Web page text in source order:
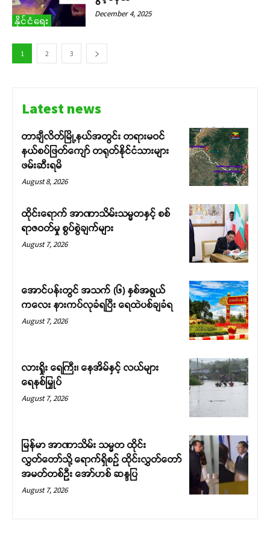
နိုင်ငံရေး
December 4, 2025
1 2 3
Latest news
တာချီလိတ်မြို့နယ်အတွင်း တရားမဝင်
နယ်စပ်ဖြတ်ကျော် တရုတ်နိုင်ငံသားများ
ဖမ်းဆီးရမိ
August 8, 2026
ထိုင်းရောက် အာဏာသိမ်းသမ္မတနှင့် စစ်
ရာဇဝတ်မှု စွပ်စွဲချက်များ
August 7, 2026
အောင်ပန်းတွင် အသက် (၆) နှစ်အရွယ်
ကလေး နားကပ်လုခံရပြီး ရေထဲပစ်ချခံရ
August 7, 2026
လားရှိုး ရေကြီး၊ နေအိမ်နှင့် လယ်များ
ရေနစ်မြှုပ်
August 7, 2026
မြန်မာ အာဏာသိမ်း သမ္မတ ထိုင်း
လွှတ်တော်သို့ ရောက်ရှိစဉ် ထိုင်းလွှတ်တော်
အမတ်တစ်ဦး အော်ဟစ် ဆန္ဒပြ
August 7, 2026